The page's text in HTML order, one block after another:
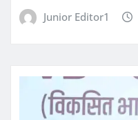
Junior Editor1